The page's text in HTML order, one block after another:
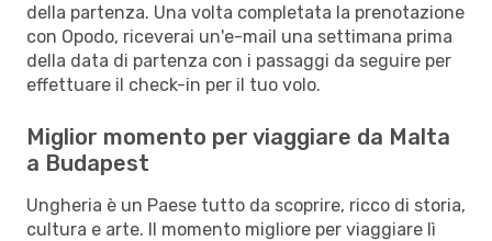
della partenza. Una volta completata la prenotazione
con Opodo, riceverai un'e-mail una settimana prima
della data di partenza con i passaggi da seguire per
effettuare il check-in per il tuo volo.
Miglior momento per viaggiare da Malta
a Budapest
Ungheria è un Paese tutto da scoprire, ricco di storia,
cultura e arte. Il momento migliore per viaggiare lì